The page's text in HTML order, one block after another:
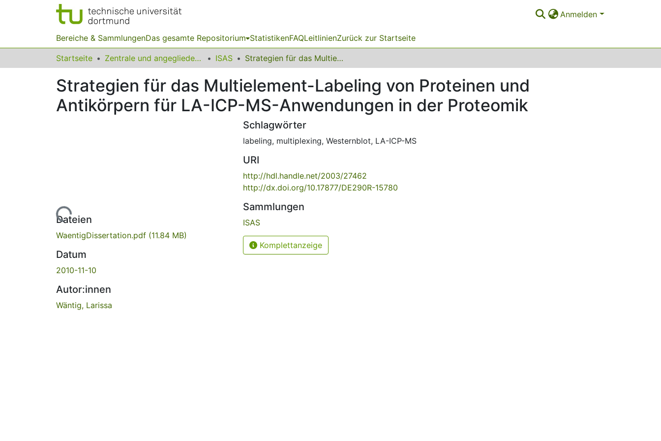
Anmelden
Bereiche & SammlungenDas gesamte Repositorium StatistikenFAQLeitlinienZurück zur Startseite
Startseite Zentrale und angegliederte Institute ISAS Strategien für das Multielement-Labeling von Proteinen und Antikörpern für LA-ICP-MS-Anwendungen in der Proteomik
Strategien für das Multielement-Labeling von Proteinen und
Antikörpern für LA-ICP-MS-Anwendungen in der Proteomik
Lade...
Dateien
WaentigDissertation.pdf (11.84 MB)
Datum
2010-11-10
Autor:innen
Wäntig, Larissa
Schlagwörter
labeling, multiplexing, Westernblot, LA-ICP-MS
URI
http://hdl.handle.net/2003/27462
http://dx.doi.org/10.17877/DE290R-15780
Sammlungen
ISAS
Komplettanzeige